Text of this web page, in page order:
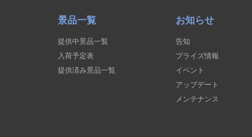
景品一覧
提供中景品一覧
入荷予定表
提供済み景品一覧
お知らせ
告知
プライズ情報
イベント
アップデート
メンテナンス